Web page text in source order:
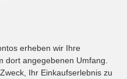
erheben wir Ihre
dort angegebenen Umfang.
Ihr Einkaufserlebnis zu